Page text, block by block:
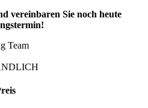
vereinbaren Sie noch heute
Team